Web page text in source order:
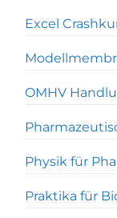
Excel
OMHV
Physik für
Praktika für